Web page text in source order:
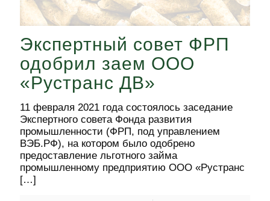
Экспертный совет ФРП
одобрил заем ООО
«Рустранс ДВ»
11 февраля 2021 года состоялось заседание
Экспертного совета Фонда развития
промышленности (ФРП, под управлением
ВЭБ.РФ), на котором было одобрено
предоставление льготного займа
промышленному предприятию ООО «Рустранс
[…]